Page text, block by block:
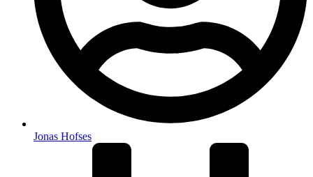
Jonas Hofses